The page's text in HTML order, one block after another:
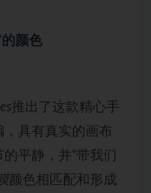
颜色
推出了这款精心手
具有真实的画布
平静，并“带我们
颜色相匹配和形成